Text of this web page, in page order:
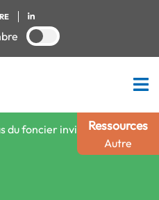
Ressources
Autre
du foncier invisible